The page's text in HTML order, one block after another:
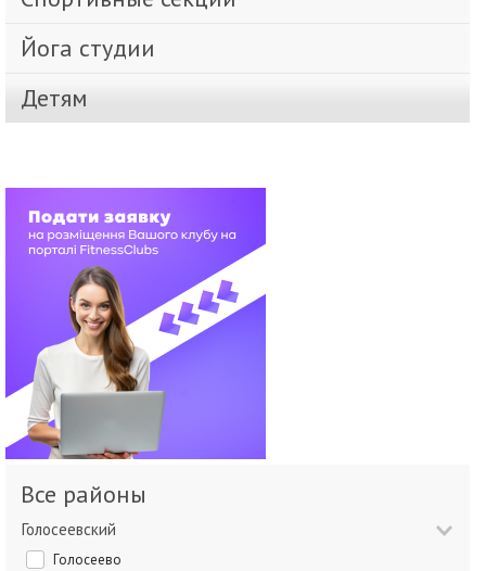
Йога студии
Детям
Все районы
Голосеевский
Голосеево